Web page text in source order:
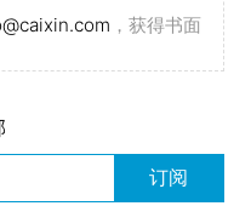
，获得书面
订阅